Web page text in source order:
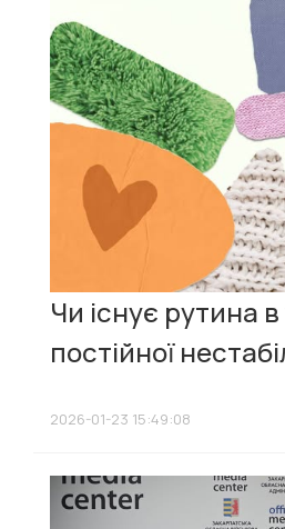
Чи існує рутина
постійної
2026-01-23 15:49:08